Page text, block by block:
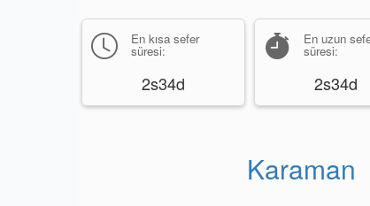
En kısa sefer
süresi:
2s34d
En uzun
süresi:
2s34d
Karaman